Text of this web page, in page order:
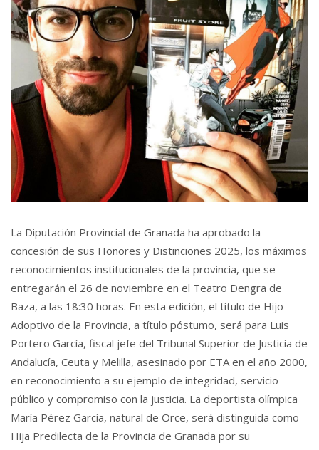
La Diputación Provincial de Granada ha aprobado la
concesión de sus Honores y Distinciones 2025, los máximos
reconocimientos institucionales de la provincia, que se
entregarán el 26 de noviembre en el Teatro Dengra de
Baza, a las 18:30 horas. En esta edición, el título de Hijo
Adoptivo de la Provincia, a título póstumo, será para Luis
Portero García, fiscal jefe del Tribunal Superior de Justicia de
Andalucía, Ceuta y Melilla, asesinado por ETA en el año 2000,
en reconocimiento a su ejemplo de integridad, servicio
público y compromiso con la justicia. La deportista olímpica
María Pérez García, natural de Orce, será distinguida como
Hija Predilecta de la Provincia de Granada por su